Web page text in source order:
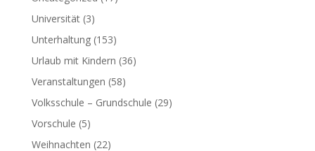
Universität(3)
Unterhaltung(153)
Urlaub mit Kindern (36)
Veranstaltungen (58)
Volksschule – Grundschule (29)
Vorschule (5)
Weihnachten (22)